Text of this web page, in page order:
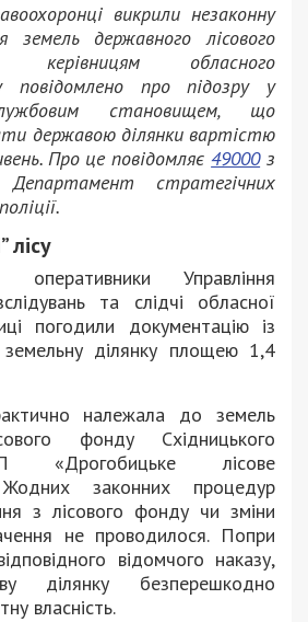
викрили незаконну
земель державного лісового
обласного
повідомлено про підозру у
становищем, що
державою ділянки вартістю
Про це повідомляє49000з
стратегічних
лісу
Управління
та слідчі обласної
погодили документацію із
ділянку площею 1,4
належала до земель
фонду Східницького
«Дрогобицьке лісове
Жодних законних процедур
з лісового фонду чи зміни
не проводилося. Попри
відомчого наказу,
ділянку безперешкодно
власність.